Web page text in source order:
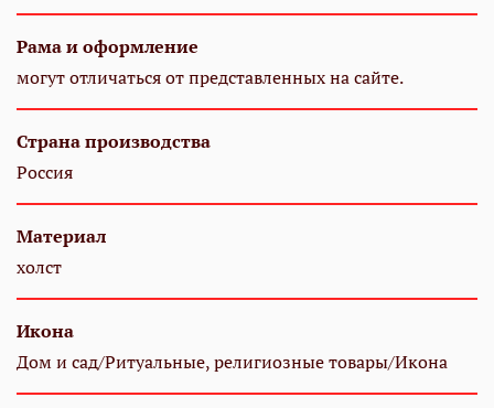
Рама и оформление
могут отличаться от представленных на сайте.
Страна производства
Россия
Материал
холст
Икона
Дом и сад/Ритуальные, религиозные товары/Икона